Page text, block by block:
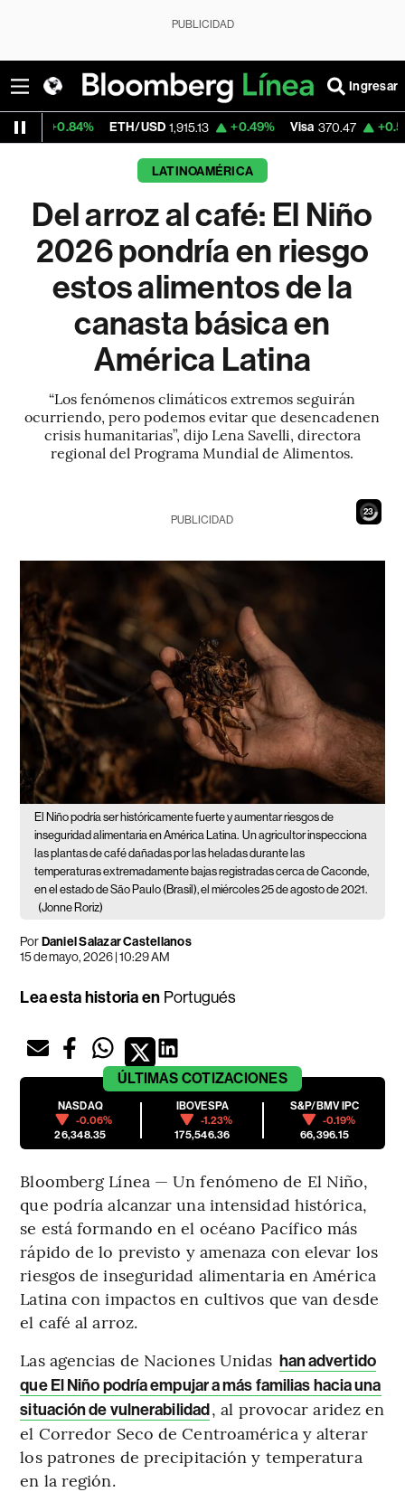
PUBLICIDAD
Ingresar
ETH/USD 1,915.13 +0.49% Visa 370.47 +0.52%
LATINOAMÉRICA
Del arroz al café: El Niño
2026 pondría en riesgo
estos alimentos de la
canasta básica en
América Latina
“Los fenómenos climáticos extremos seguirán
ocurriendo, pero podemos evitar que desencadenen
crisis humanitarias”, dijo Lena Savelli, directora
regional del Programa Mundial de Alimentos.
21
PUBLICIDAD
El Niño podría ser históricamente fuerte y aumentar riesgos de
inseguridad alimentaria en América Latina. Un agricultor inspecciona
las plantas de café dañadas por las heladas durante las
temperaturas extremadamente bajas registradas cerca de Caconde,
en el estado de São Paulo (Brasil), el miércoles 25 de agosto de 2021.
(Jonne Roriz)
PorDaniel Salazar Castellanos
15 de mayo, 2026 | 10:29 AM
Lea esta historia en Portugués
ÚLTIMAS COTIZACIONES
NASDAQ
-0.06%
26,348.35
IBOVESPA
-1.23%
175,546.36
S&P/BMV IPC
-0.19%
66,396.15
Bloomberg Línea — Un fenómeno de El Niño,
que podría alcanzar una intensidad histórica,
se está formando en el océano Pacífico más
rápido de lo previsto y amenaza con elevar los
riesgos de inseguridad alimentaria en América
Latina con impactos en cultivos que van desde
el café al arroz.
Las agencias de Naciones Unidas han advertido
que El Niño podría empujar a más familias hacia una
situación de vulnerabilidad, al provocar aridez en
el Corredor Seco de Centroamérica y alterar
los patrones de precipitación y temperatura
en la región.